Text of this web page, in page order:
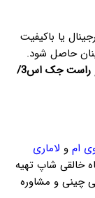
یا باکیفیت
حاصل شود.
خرید درب جلو راست جک اس3/ قیمت درب جلو راست جک اس3/
ام و لاماری
خالقی شاپ تهیه
چینی و مشاوره